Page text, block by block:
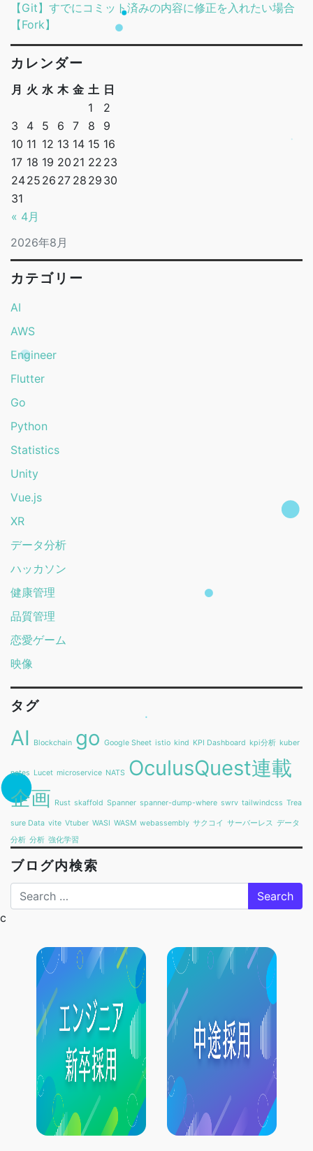
【Git】すでにコミット済みの内容に修正を入れたい場合
【Fork】
カレンダー
2026年8月
月 火 水 木 金 土 日
« 4月
1
2
3
4 5 6 7 8
9
10 11 12 13 14 15 16
17 18 19 20 21 22 23
2425 26 27 28 29 30
31
カテゴリー
AI
AWS
Engineer
Flutter
Go
Python
Statistics
Unity
Vue.js
XR
データ分析
ハッカソン
健康管理
品質管理
恋愛ゲーム
映像
タグ
AI Blockchain go Google Sheet istio kind KPI Dashboard kpi分析 kuber
netes Lucet microservice NATS OculusQuest連載
企画 Rust skaffold Spanner spanner-dump-where swrv tailwindcss Trea
sure Data vite Vtuber WASI WASM webassembly サクコイ サーバーレス データ
分析 分析 強化学習
ブログ内検索
Search
c